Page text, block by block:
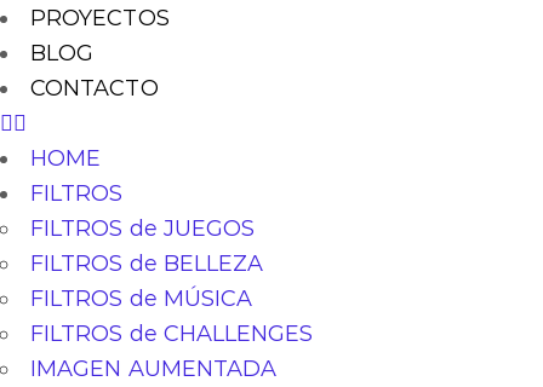
PROYECTOS
BLOG
CONTACTO
HOME
FILTROS
FILTROS de JUEGOS
FILTROS de BELLEZA
FILTROS de MÚSICA
FILTROS de CHALLENGES
IMAGEN AUMENTADA